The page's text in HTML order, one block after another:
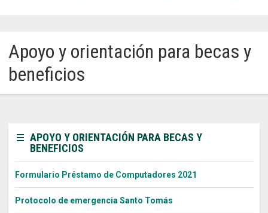
English Version
我们是谁
Alumnos
Admisión
Chat
Apoyo y orientación para becas y
beneficios
APOYO Y ORIENTACIÓN PARA BECAS Y
BENEFICIOS
Formulario Préstamo de Computadores 2021
Protocolo de emergencia Santo Tomás